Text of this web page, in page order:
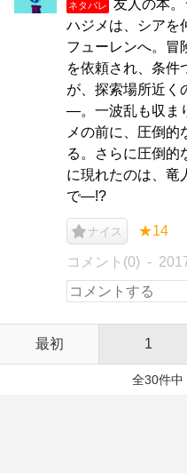
ネタバレ
友人の本
ハジメは、シアを
フューレンへ。冒
を依頼され、条件
が、探索場所近く
―。一波乱も収ま
メの前に、圧倒
る。さらに圧倒的
に現れたのは、竜
で―!?
ナイス ★14
コメント(0)
最初 1
全30件中